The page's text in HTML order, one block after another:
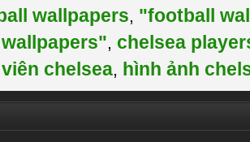
wallpapers, "football
, chelsea
chelsea, hình ảnh